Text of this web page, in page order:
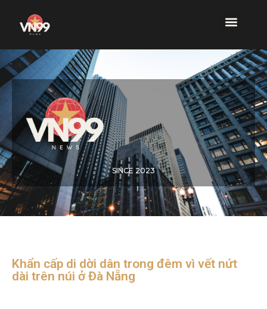
SINCE 2023
Khẩn cấp di dời dân trong đêm vì vết nứt
dài trên núi ở Đà Nẵng